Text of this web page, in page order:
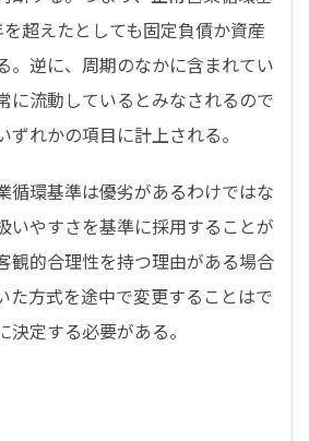
超えたとしても固定負債か資産
。逆に、周期のなかに含まれてい
に流動しているとみなされるので
ずれかの項目に計上される。
循環基準は優劣があるわけではな
いやすさを基準に採用することが
観的合理性を持つ理由がある場合
た方式を途中で変更することはで
決定する必要がある。